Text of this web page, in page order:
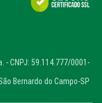
CNPJ: 59.114.777/0001-
Bernardo do Campo-SP